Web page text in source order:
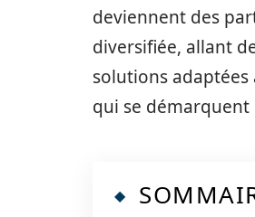
deviennent des
diversifiée, allant
solutions
qui se